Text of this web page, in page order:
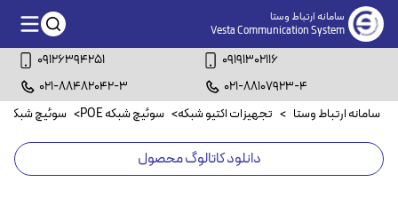
سامانه ارتباط وستا
Vesta Communication System
09126394251
09191302116
021-88482042-3
021-88107923-4
سامانه ارتباط وستا > تجهیزات اکتیو شبکه> سوئیچ شبکه POE > سوئیچ شبکه ۸ پورت POE
دانلود کاتالوگ محصول